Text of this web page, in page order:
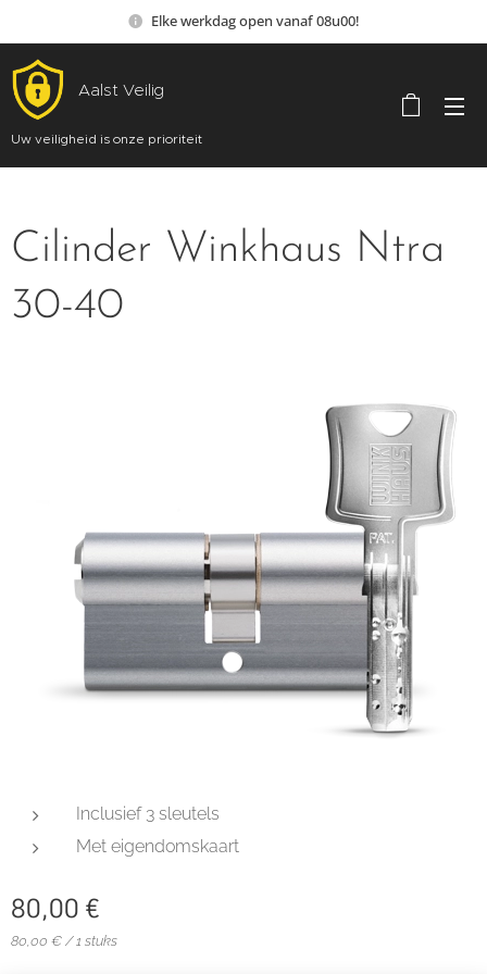
Elke werkdag open vanaf 08u00!
Aalst Veilig
Uw veiligheid is onze prioriteit
Cilinder Winkhaus Ntra
30-40
Inclusief 3 sleutels
Met eigendomskaart
80,00 €
80,00 € / 1 stuks